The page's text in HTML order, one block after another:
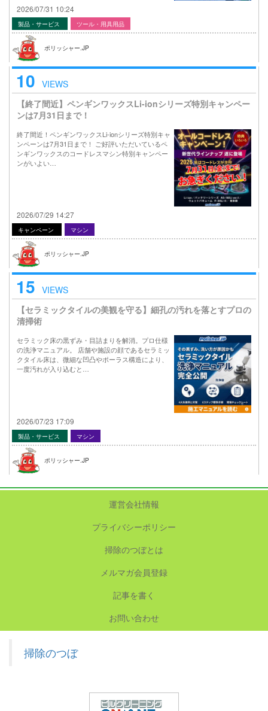
2026/07/31 10:24
製品・サービス ツール・用具用品
ポリッシャー.JP
10 VIEWS
【終了間近】ペンギンワックスLi-ionシリーズ特別キャンペー
ンは7月31日まで！
終了間近！ペンギンワックスLi-ionシリーズ特別キャ
ンペーンは7月31日まで！ ご好評いただいているペ
ンギンワックスのコードレスマシン特別キャンペー
ンがいよい…
2026/07/29 14:27
キャンペーン マシン
ポリッシャー.JP
15 VIEWS
【セラミックタイルの美観を守る】細孔の汚れを落とすプロの
清掃術
セラミック床の黒ずみ・目詰まりを解消。プロ仕様
の洗浄マニュアル。 店舗や施設の顔であるセラミッ
クタイル床は、微細な凹凸やポーラス構造により、
一度汚れが入り込むと…
2026/07/23 17:09
製品・サービス マシン
ポリッシャー.JP
運営会社情報
プライバシーポリシー
掃除のつぼとは
メルマガ会員登録
記事を書く
お問い合わせ
掃除のつぼ